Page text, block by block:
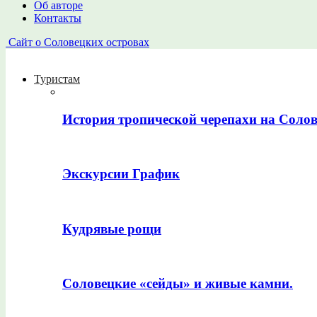
Об авторе
Контакты
Сайт о Соловецких островах
Туристам
История тропической черепахи на
Экскурсии График
Кудрявые рощи
Соловецкие «сейды» и живые камни.